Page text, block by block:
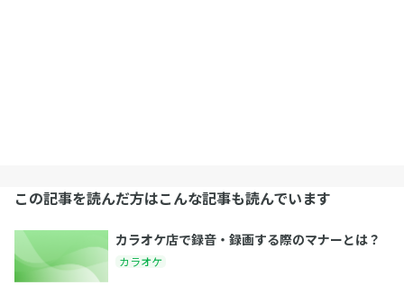
この記事を読んだ方はこんな記事も読んでいます
カラオケ店で録音・録画する際のマナーとは？
カラオケ